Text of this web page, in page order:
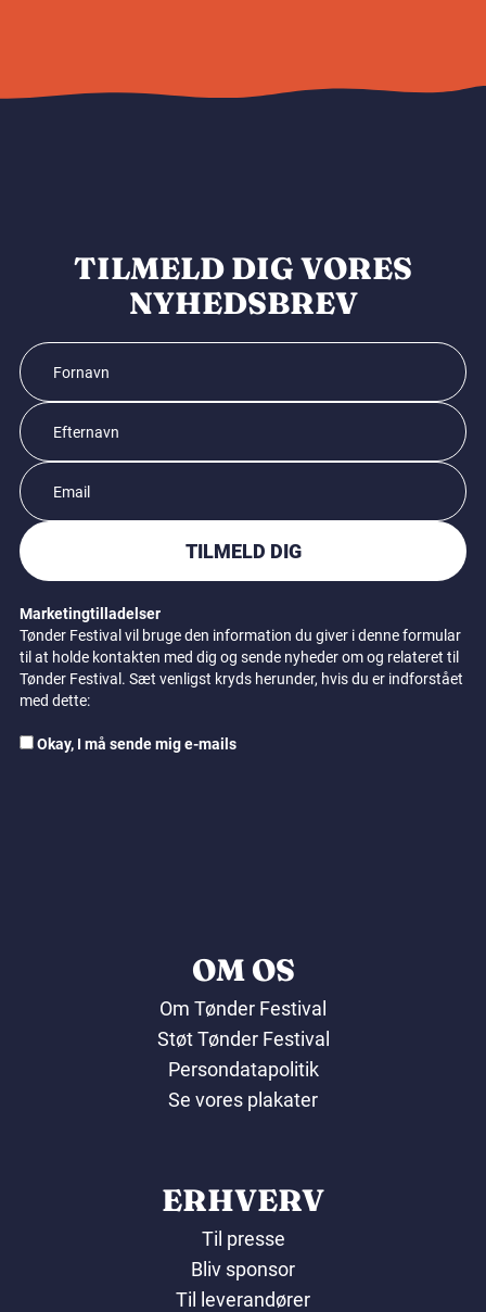
TILMELD DIG VORES
NYHEDSBREV
TILMELD DIG
Marketingtilladelser
Tønder Festival vil bruge den information du giver i denne formular
til at holde kontakten med dig og sende nyheder om og relateret til
Tønder Festival. Sæt venligst kryds herunder, hvis du er indforstået
med dette:
Okay, I må sende mig e-mails
OM OS
Om Tønder Festival
Støt Tønder Festival
Persondatapolitik
Se vores plakater
ERHVERV
Til presse
Bliv sponsor
Til leverandører